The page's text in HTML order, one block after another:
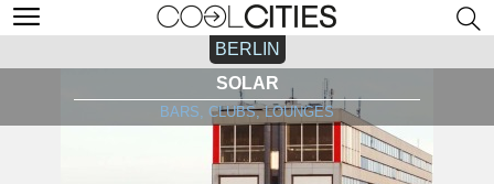
BERLIN
SOLAR
BARS, CLUBS, LOUNGES